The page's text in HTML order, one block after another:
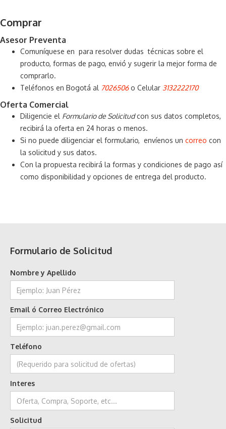
Comprar
Asesor Preventa
Comuníquese en para resolver dudas técnicas sobre el
producto, formas de pago, envió y sugerir la mejor forma de
comprarlo.
Teléfonos en Bogotá al 7026506o Celular 3132222170
Oferta Comercial
Diligencie el Formulario de Solicitudcon sus datos completos,
recibirá la oferta en 24 horas o menos.
Si no puede diligenciar el formulario, envíenos un correo con
la solicitud y sus datos.
Con la propuesta recibirá la formas y condiciones de pago así
como disponibilidad y opciones de entrega del producto.
Formulario de Solicitud
Nombre y Apellido
Email ó Correo Electrónico
Teléfono
Interes
Solicitud